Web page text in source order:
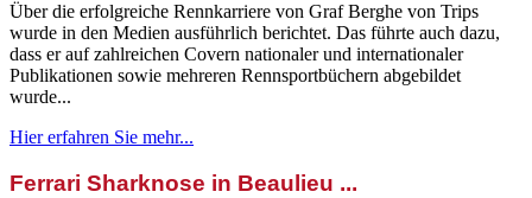
Über die erfolgreiche Rennkarriere von Graf Berghe von Trips
wurde in den Medien ausführlich berichtet. Das führte auch dazu,
dass er auf zahlreichen Covern nationaler und internationaler
Publikationen sowie mehreren Rennsportbüchern abgebildet
wurde...
Hier erfahren Sie mehr...
Ferrari Sharknose in Beaulieu ...